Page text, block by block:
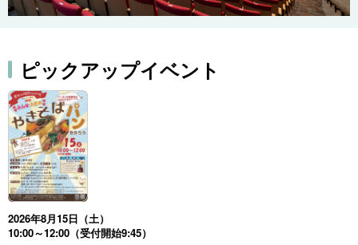
ピックアップイベント
2026年8月15日（土）
10:00～12:00（受付開始9:45）